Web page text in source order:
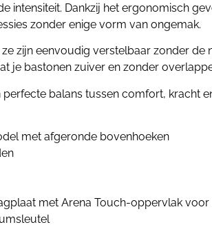
intensiteit. Dankzij het ergonomisch
zonder enige vorm van ongemak.
zijn eenvoudig verstelbaar zonder
je bastonen zuiver en zonder
balans tussen comfort, kracht
met afgeronde bovenhoeken
met Arena Touch-oppervlak